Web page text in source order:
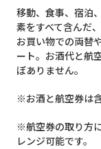
移動、食事、宿泊
素をすべて含んだ
お買い物での両替
ート。お酒代と航
ぼありません。
※お酒と航空券は
※航空券の取り方
レンジ可能です。